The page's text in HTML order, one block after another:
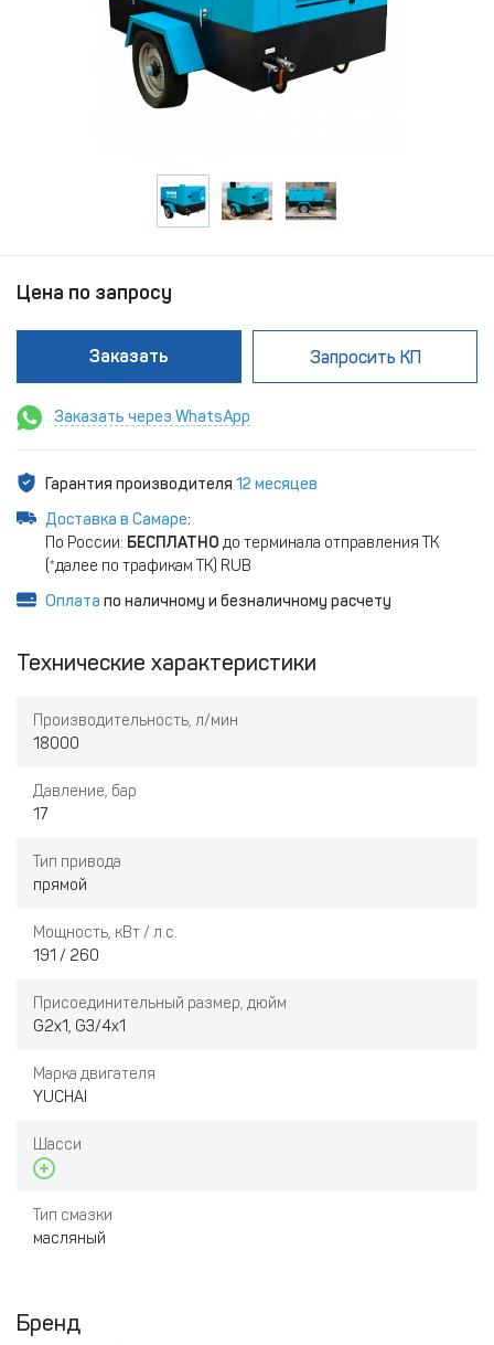
Цена по запросу
Заказать Запросить КП
Заказать через WhatsApp
Гарантия производителя 12 месяцев
Доставка в Самаре:
По России: БЕСПЛАТНО до терминала отправления ТК
(*далее по трафикам ТК) RUB
Оплата по наличному и безналичному расчету
Технические характеристики
Производительность, л/мин
18000
Давление, бар
17
Тип привода
прямой
Мощность, кВт / л.с.
191 / 260
Присоединительный размер, дюйм
G2x1, G3/4x1
Марка двигателя
YUCHAI
Шасси
Тип смазки
масляный
Бренд